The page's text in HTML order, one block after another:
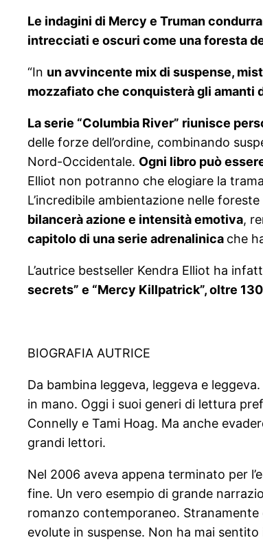
Le indagini di Mercy e Truman
intrecciati e oscuri come una foresta
“In un avvincente mix di suspense,
mozzafiato che conquisterà gli
La serie “Columbia River” riunisce
delle forze dell’ordine, combinando
Nord-Occidentale. Ogni libro può
Elliot non potranno che elogiare la
L’incredibile ambientazione nelle
bilancerà azione e intensità emotiva,
capitolo di una serie adrenalinica che
L’autrice bestseller Kendra Elliot ha
secrets” e “Mercy Killpatrick”, oltre
BIOGRAFIA AUTRICE
Da bambina leggeva, leggeva e
in mano. Oggi i suoi generi di lettura
Connelly e Tami Hoag. Ma anche
grandi lettori.
Nel 2006 aveva appena terminato per
fine. Un vero esempio di grande
romanzo contemporaneo. Stranamente
evolute in suspense. Non ha mai